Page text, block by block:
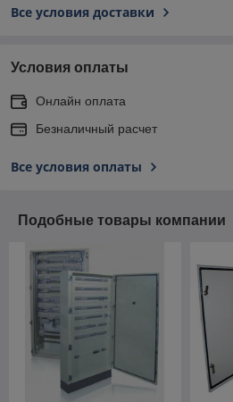
Все условия доставки
Условия оплаты
Онлайн оплата
Безналичный расчет
Все условия оплаты
Подобные товары компании